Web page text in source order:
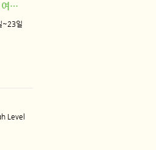
여…
~23일
Level